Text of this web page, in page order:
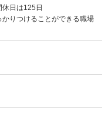
日は125日
りつけることができる職場